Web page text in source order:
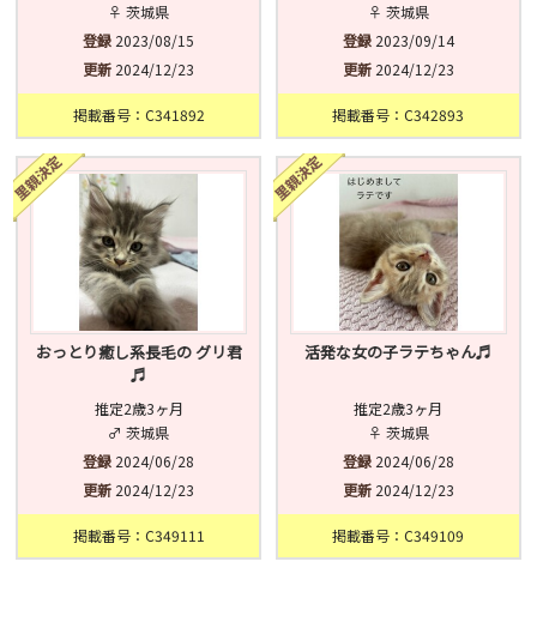
♀ 茨城県
登録 2023/08/15
更新 2024/12/23
掲載番号：C341892
♀ 茨城県
登録2023/09/14
更新2024/12/23
掲載番号：C342893
おっとり癒し系長毛の グリ君
♬
推定2歳3ヶ月
♂ 茨城県
登録 2024/06/28
更新 2024/12/23
掲載番号：C349111
活発な女の子ラテちゃん♬
推定2歳3ヶ月
♀ 茨城県
登録2024/06/28
更新2024/12/23
掲載番号：C349109